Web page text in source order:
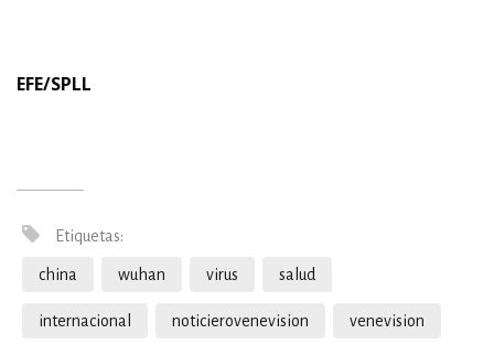
EFE/SPLL
Etiquetas:
china wuhan virus salud
internacional noticierovenevision venevision